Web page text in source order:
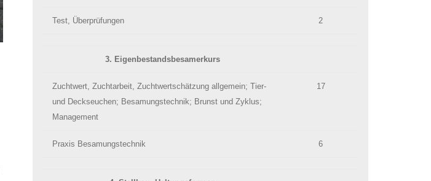
Test, Überprüfungen 2
3. Eigenbestandsbesamerkurs
Zuchtwert, Zuchtarbeit, Zuchtwertschätzung allgemein; Tier-
und Deckseuchen; Besamungstechnik; Brunst und Zyklus;
Management
17
Praxis Besamungstechnik 6